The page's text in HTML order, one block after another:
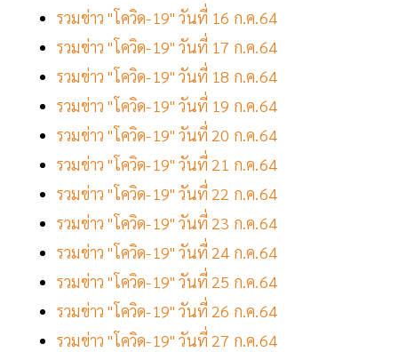
รวมข่าว "โควิด-19" วันที่ 16 ก.ค.64
รวมข่าว "โควิด-19" วันที่ 17 ก.ค.64
รวมข่าว "โควิด-19" วันที่ 18 ก.ค.64
รวมข่าว "โควิด-19" วันที่ 19 ก.ค.64
รวมข่าว "โควิด-19" วันที่ 20 ก.ค.64
รวมข่าว "โควิด-19" วันที่ 21 ก.ค.64
รวมข่าว "โควิด-19" วันที่ 22 ก.ค.64
รวมข่าว "โควิด-19" วันที่ 23 ก.ค.64
รวมข่าว "โควิด-19" วันที่ 24 ก.ค.64
รวมข่าว "โควิด-19" วันที่ 25 ก.ค.64
รวมข่าว "โควิด-19" วันที่ 26 ก.ค.64
รวมข่าว "โควิด-19" วันที่ 27 ก.ค.64